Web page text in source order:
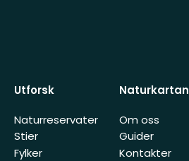
Utforsk
Naturreservater
Stier
Fylker
Naturkartan
Om oss
Guider
Kontakter